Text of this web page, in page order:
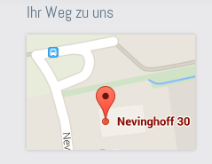
Ihr Weg zu uns